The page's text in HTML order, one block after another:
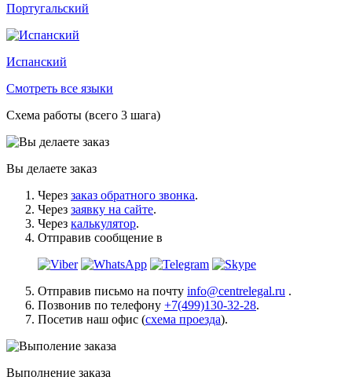
Португальский
Испанский
Смотреть все языки
Схема работы (всего 3 шага)
Вы делаете заказ
Через заказ обратного звонка.
Через заявку на сайте.
Через калькулятор.
Отправив сообщение в
Отправив письмо на почту info@centrelegal.ru .
Позвонив по телефону +7(499)130-32-28.
Посетив наш офис (схема проезда).
Выполнение заказа